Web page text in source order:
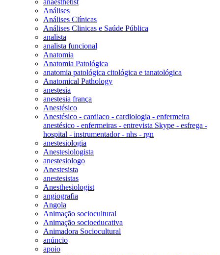
Análises
Análises Clínicas
Análises Clinicas e Saúde Pública
analista
analista funcional
Anatomia
Anatomia Patológica
anatomia patológica citológica e tanatológica
Anatomical Pathology
anestesia
anestesia frança
Anestésico
Anestésico - cardiaco - cardiologia - enfermeira
anestésico - enfermeiras - entrevista Skype - esfrega -
hospital - instrumentador - nhs - rgn
anestesiologia
Anestesiologista
anestesiologo
Anestesista
anestesistas
Anesthesiologist
angiografia
Angola
Animação sociocultural
Animação socioeducativa
Animadora Sociocultural
anúncio
apoio